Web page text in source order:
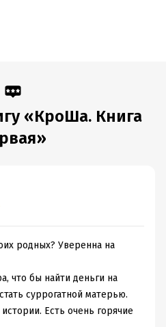
«КроШа. Книга
родных? Уверенна на
что бы найти деньги на
суррогатной матерью.
Есть очень горячие